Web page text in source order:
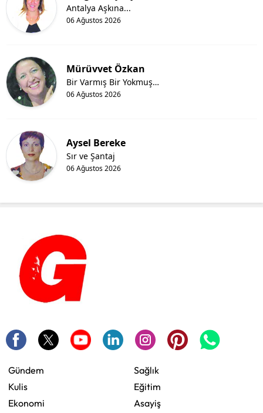
06 Ağustos 2026
Antalya Aşkına...
Mürüvvet Özkan
06 Ağustos 2026
Bir Varmış Bir Yokmuş…
Aysel Bereke
06 Ağustos 2026
Sır ve Şantaj
Gündem
Kulis
Ekonomi
Sağlık
Eğitim
Asayiş